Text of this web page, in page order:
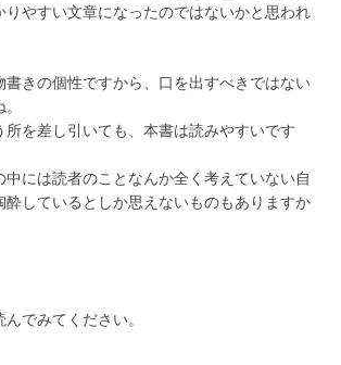
りやすい文章になったのではないかと思われ
書きの個性ですから、口を出すべきではない
所を差し引いても、本書は読みやすいです
中には読者のことなんか全く考えていない自
酔しているとしか思えないものもありますか
でみてください。